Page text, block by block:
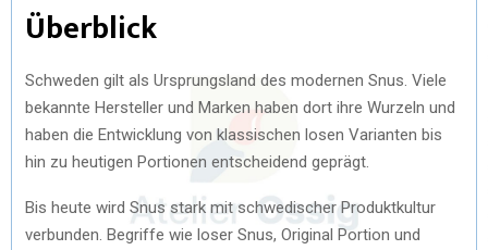
Überblick
Schweden gilt als Ursprungsland des modernen Snus. Viele
bekannte Hersteller und Marken haben dort ihre Wurzeln und
haben die Entwicklung von klassischen losen Varianten bis
hin zu heutigen Portionen entscheidend geprägt.
Bis heute wird Snus stark mit schwedischer Produktkultur
verbunden. Begriffe wie loser Snus, Original Portion und